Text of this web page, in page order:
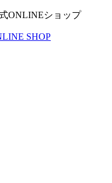
ONLINEショップ
SHOP